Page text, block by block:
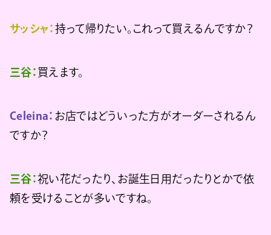
サッシャ： 持って帰りたい。これって買えるんですか？
三谷： 買えます。
Celeina： お店ではどういった方がオーダーされるん
ですか？
三谷：祝い花だったり、お誕生日用だったりとかで依
頼を受けることが多いですね。